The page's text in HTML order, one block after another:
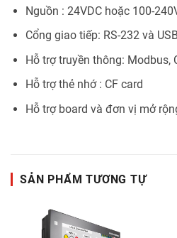
Nguồn : 24VDC hoặc 100-
Cổng giao tiếp: RS-232 và USB
Hỗ trợ truyền thông: Modbus,
Hỗ trợ thẻ nhớ : CF card
Hỗ trợ board và đơn vị mở
SẢN PHẨM TƯƠNG TỰ